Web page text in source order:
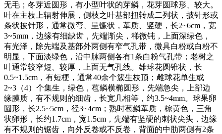
无毛；冬芽近圆形，有小型叶状的芽鳞，花芽圆球形、较大。
叶在主枝上辐射伸展，侧枝之叶基部扭转成二列状，披针形或
条状披针形，通常微弯、呈镰状，革质、竖硬，长2~6cm，宽
3~5mm，边缘有细缺齿，先端渐尖，稀微钝，上面深绿色，
有光泽，除先端及基部外两侧有窄气孔带，微具白粉或白粉不
明显，下面淡绿色，沿中脉两侧各有1条白粉气孔带；老树之
叶通常较窄短、较厚，上面无气孔线。雄球花圆锥状，长
0.5~1.5cm，有短梗，通常40余个簇生枝顶；雌球花单生或
2~3（4）个集生，绿色，苞鳞横椭圆形，先端急尖，上部边
缘膜质，有不规则的细齿，长宽几相等，约3.5~4mm。球果卵
圆形，长2.5~5cm，径3~4cm；熟时苞鳞革质，棕黄色，三角
状卵形，长约1.7cm，宽1.5cm，先端有坚硬的刺状尖头，边缘
有不规则的锯齿，向外反卷或不反卷，背面的中肋两侧有2条